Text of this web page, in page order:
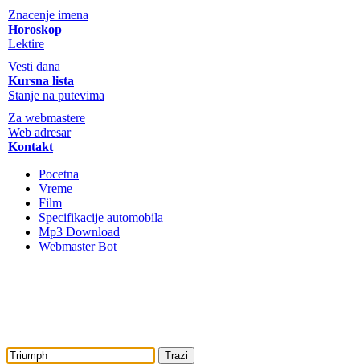
Znacenje imena
Horoskop
Lektire
Vesti dana
Kursna lista
Stanje na putevima
Za webmastere
Web adresar
Kontakt
Pocetna
Vreme
Film
Specifikacije automobila
Mp3 Download
Webmaster Bot